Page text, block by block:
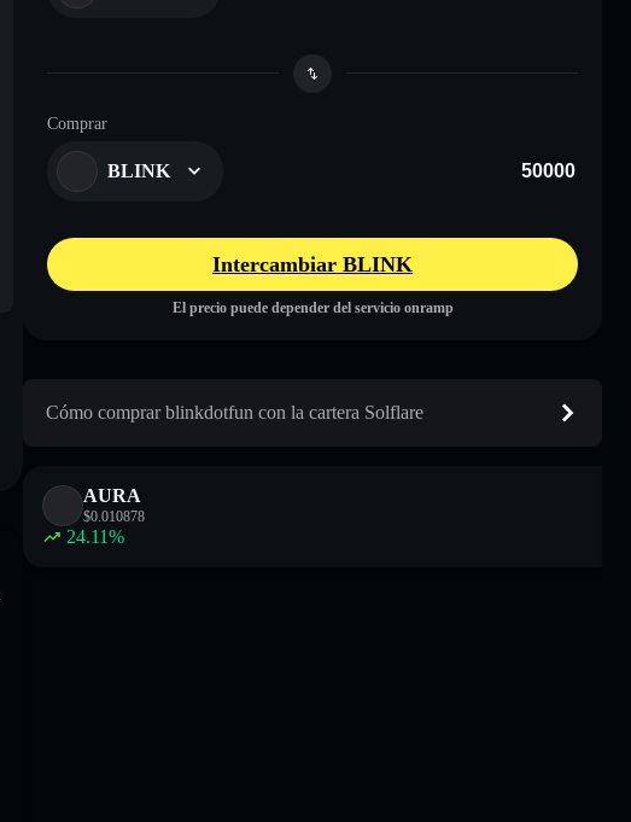
Comprar
BLINK
Intercambiar BLINK
El precio puede depender del servicio onramp
Cómo comprar blinkdotfun con la cartera Solflare
AURA
$0.010878
24.11%